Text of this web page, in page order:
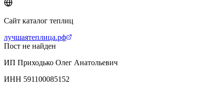
Сайт каталог теплиц
лучшаятеплица.рф
Пост не найден
ИП Приходько Олег Анатольевич
ИНН 591100085152